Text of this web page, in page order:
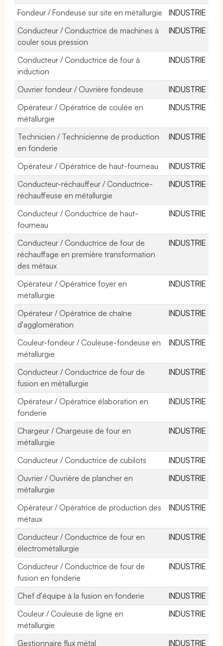
Fondeur / Fondeuse sur site en métallurgie
INDUSTRIE
Conducteur / Conductrice de machines à
couler sous pression
INDUSTRIE
Conducteur / Conductrice de four à
induction
INDUSTRIE
Ouvrier fondeur / Ouvrière fondeuse
INDUSTRIE
Opérateur / Opératrice de coulée en
métallurgie
INDUSTRIE
Technicien / Technicienne de production
en fonderie
INDUSTRIE
Opérateur / Opératrice de haut-fourneau
INDUSTRIE
Conducteur-réchauffeur / Conductrice-
réchauffeuse en métallurgie
INDUSTRIE
Conducteur / Conductrice de haut-
fourneau
INDUSTRIE
Conducteur / Conductrice de four de
réchauffage en première transformation
des métaux
INDUSTRIE
Opérateur / Opératrice foyer en
métallurgie
INDUSTRIE
Opérateur / Opératrice de chaîne
d'agglomération
INDUSTRIE
Couleur-fondeur / Couleuse-fondeuse en
métallurgie
INDUSTRIE
Conducteur / Conductrice de four de
fusion en métallurgie
INDUSTRIE
Opérateur / Opératrice élaboration en
fonderie
INDUSTRIE
Chargeur / Chargeuse de four en
métallurgie
INDUSTRIE
Conducteur / Conductrice de cubilots
INDUSTRIE
Ouvrier / Ouvrière de plancher en
métallurgie
INDUSTRIE
Opérateur / Opératrice de production des
métaux
INDUSTRIE
Conducteur / Conductrice de four en
électrométallurgie
INDUSTRIE
Conducteur / Conductrice de four de
fusion en fonderie
INDUSTRIE
Chef d'équipe à la fusion en fonderie
INDUSTRIE
Couleur / Couleuse de ligne en
métallurgie
INDUSTRIE
Gestionnaire flux métal INDUSTRIE